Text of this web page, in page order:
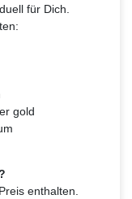
für Dich.
gold
enthalten.